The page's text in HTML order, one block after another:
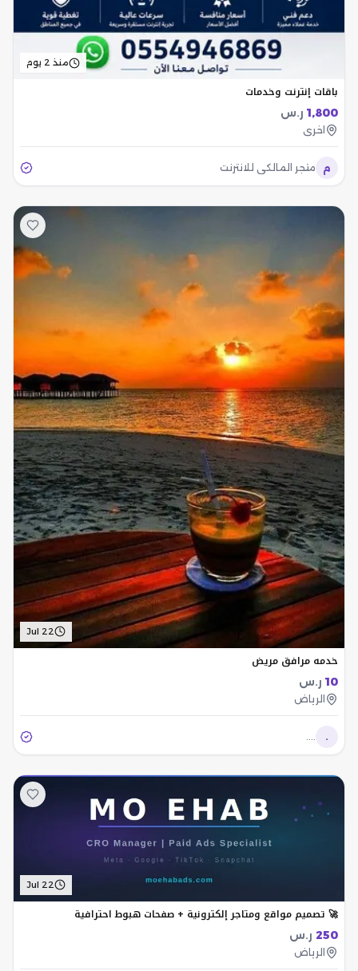
منذ 2 يوم
باقات إنترنت وخدمات
1,800 ر.س
اخرى
م متجر المالكي للانترنت
Jul 22
خدمه مرافق مريض
10 ر.س
الرياض
.
Jul 22
🚀 تصميم مواقع ومتاجر إلكترونية + صفحات هبوط احترافية
250 ر.س
الرياض